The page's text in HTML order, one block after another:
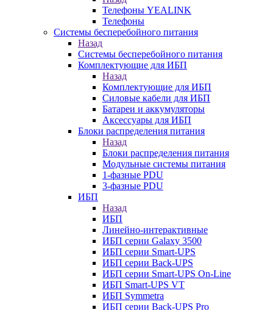
Телефоны YEALINK
Телефоны
Системы бесперебойного питания
Назад
Системы бесперебойного питания
Комплектующие для ИБП
Назад
Комплектующие для ИБП
Силовые кабели для ИБП
Батареи и аккумуляторы
Аксессуары для ИБП
Блоки распределения питания
Назад
Блоки распределения питания
Модульные системы питания
1-фазные PDU
3-фазные PDU
ИБП
Назад
ИБП
Линейно-интерактивные
ИБП серии Galaxy 3500
ИБП серии Smart-UPS
ИБП серии Back-UPS
ИБП серии Smart-UPS On-Line
ИБП Smart-UPS VT
ИБП Symmetra
ИБП серии Back-UPS Pro